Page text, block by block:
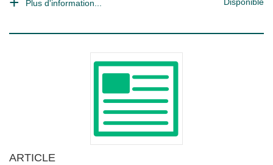
Plus d'information...
ARTICLE